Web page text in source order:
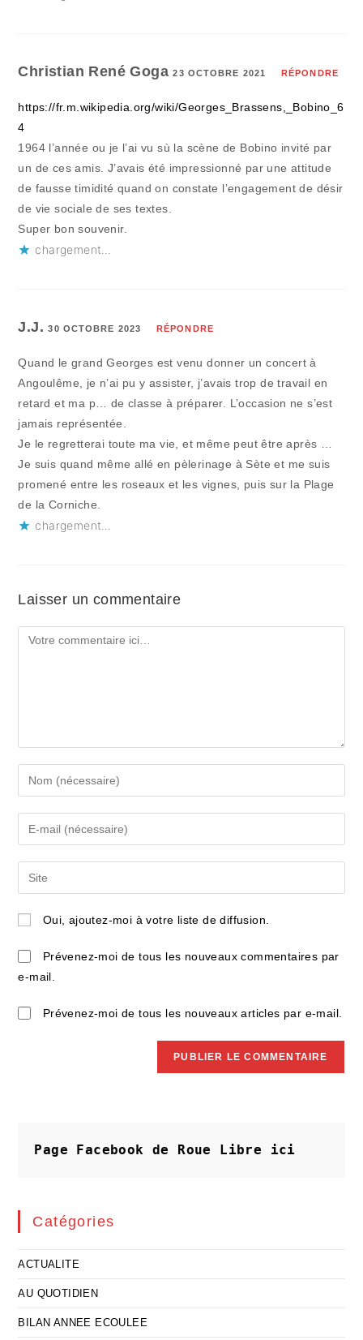
Christian René Goga23 OCTOBRE 2021 RÉPONDRE
https://fr.m.wikipedia.org/wiki/Georges_Brassens,_Bobino_6
4
1964 l’année ou je l’ai vu sù la scène de Bobino invité par
un de ces amis. J’avais été impressionné par une attitude
de fausse timidité quand on constate l’engagement de désir
de vie sociale de ses textes.
Super bon souvenir.
chargement…
J.J.30 OCTOBRE 2023 RÉPONDRE
Quand le grand Georges est venu donner un concert à
Angoulême, je n’ai pu y assister, j’avais trop de travail en
retard et ma p… de classe à préparer. L’occasion ne s’est
jamais représentée.
Je le regretterai toute ma vie, et même peut être après …
Je suis quand même allé en pèlerinage à Sète et me suis
promené entre les roseaux et les vignes, puis sur la Plage
de la Corniche.
chargement…
Laisser un commentaire
Comment
Enter
your
name
comment
Enter
your
email
address
comment
Saisir
l’URL
de
site
(facultatif)
Oui, ajoutez-moi à votre liste de diffusion.
Prévenez-moi de tous les nouveaux commentaires par
e-mail.
Prévenez-moi de tous les nouveaux articles par e-mail.
Page Facebook de Roue Libre ici
Catégories
ACTUALITE
AU QUOTIDIEN
BILAN ANNEE ECOULEE